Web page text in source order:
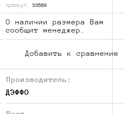
Артикул: 33689
О наличии размера Вам
сообщит менеджер.
Добавить к сравнению
Производитель:
ДЭФФО